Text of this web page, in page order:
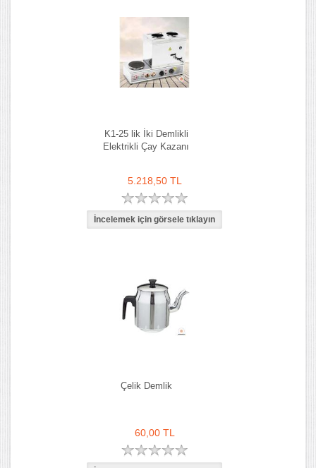
K1-25 lik İki Demlikli
Elektrikli Çay Kazanı
5.218,50 TL
Çelik Demlik
60,00 TL